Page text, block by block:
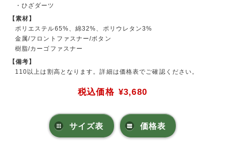
・ひざダーツ
【素材】
ポリエステル65%、綿32%、ポリウレタン3%
金属/フロントファスナー/ボタン
樹脂/カーゴファスナー
【備考】
110以上は割高となります。詳細は価格表でご確認ください。
税込価格 ¥3,680
サイズ表 価格表